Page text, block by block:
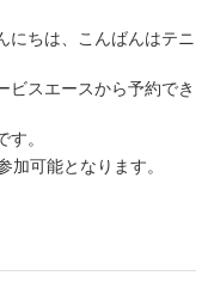
にちは、こんばんはテニ
ビスエースから予約でき
。
加可能となります。